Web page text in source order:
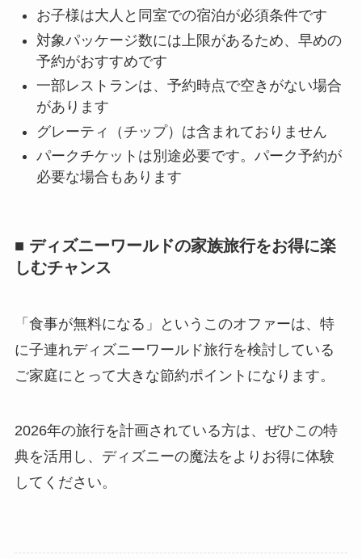
お子様は大人と同室での宿泊が必須条件です
対象パッケージ数には上限があるため、早めの
予約がおすすめです
一部レストランは、予約時点で空きがない場合
があります
グレーティ（チップ）は含まれておりません
パークチケットは別途必要です。パーク予約が
必要な場合もあります
■ ディズニーワールドの家族旅行をお得に楽
しむチャンス
「食事が無料になる」というこのオファーは、特
に子連れディズニーワールド旅行を検討している
ご家庭にとって大きな節約ポイントになります。
2026年の旅行を計画されている方は、ぜひこの特
典を活用し、ディズニーの魔法をよりお得に体験
してください。